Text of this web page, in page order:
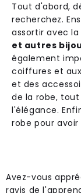
Tout d'abord,
recherchez.
assortir avec la
et autres
également
coiffures et
et des
de la robe,
l'élégance.
robe pour
Avez-vous
ravis de